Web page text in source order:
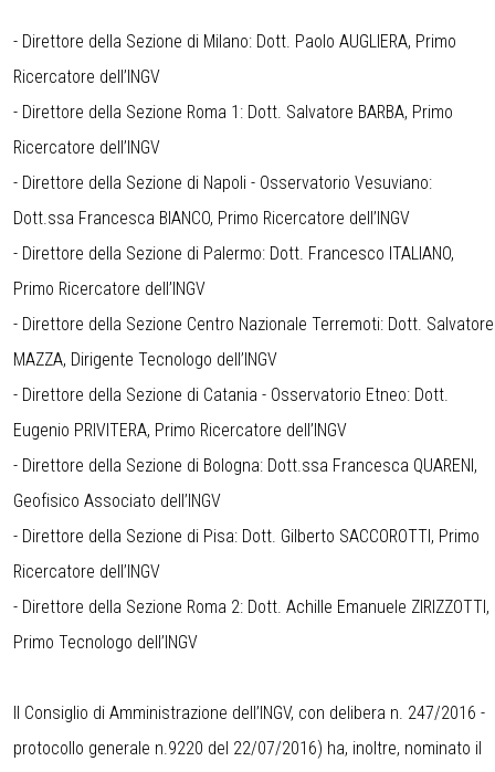
- Direttore della Sezione di Milano: Dott. Paolo AUGLIERA, Primo
Ricercatore dell’INGV
- Direttore della Sezione Roma 1: Dott. Salvatore BARBA, Primo
Ricercatore dell’INGV
- Direttore della Sezione di Napoli - Osservatorio Vesuviano:
Dott.ssa Francesca BIANCO, Primo Ricercatore dell’INGV
- Direttore della Sezione di Palermo: Dott. Francesco ITALIANO,
Primo Ricercatore dell’INGV
- Direttore della Sezione Centro Nazionale Terremoti: Dott. Salvatore
MAZZA, Dirigente Tecnologo dell’INGV
- Direttore della Sezione di Catania - Osservatorio Etneo: Dott.
Eugenio PRIVITERA, Primo Ricercatore dell’INGV
- Direttore della Sezione di Bologna: Dott.ssa Francesca QUARENI,
Geofisico Associato dell’INGV
- Direttore della Sezione di Pisa: Dott. Gilberto SACCOROTTI, Primo
Ricercatore dell’INGV
- Direttore della Sezione Roma 2: Dott. Achille Emanuele ZIRIZZOTTI,
Primo Tecnologo dell’INGV
Il Consiglio di Amministrazione dell’INGV, con delibera n. 247/2016 -
protocollo generale n.9220 del 22/07/2016) ha, inoltre, nominato il